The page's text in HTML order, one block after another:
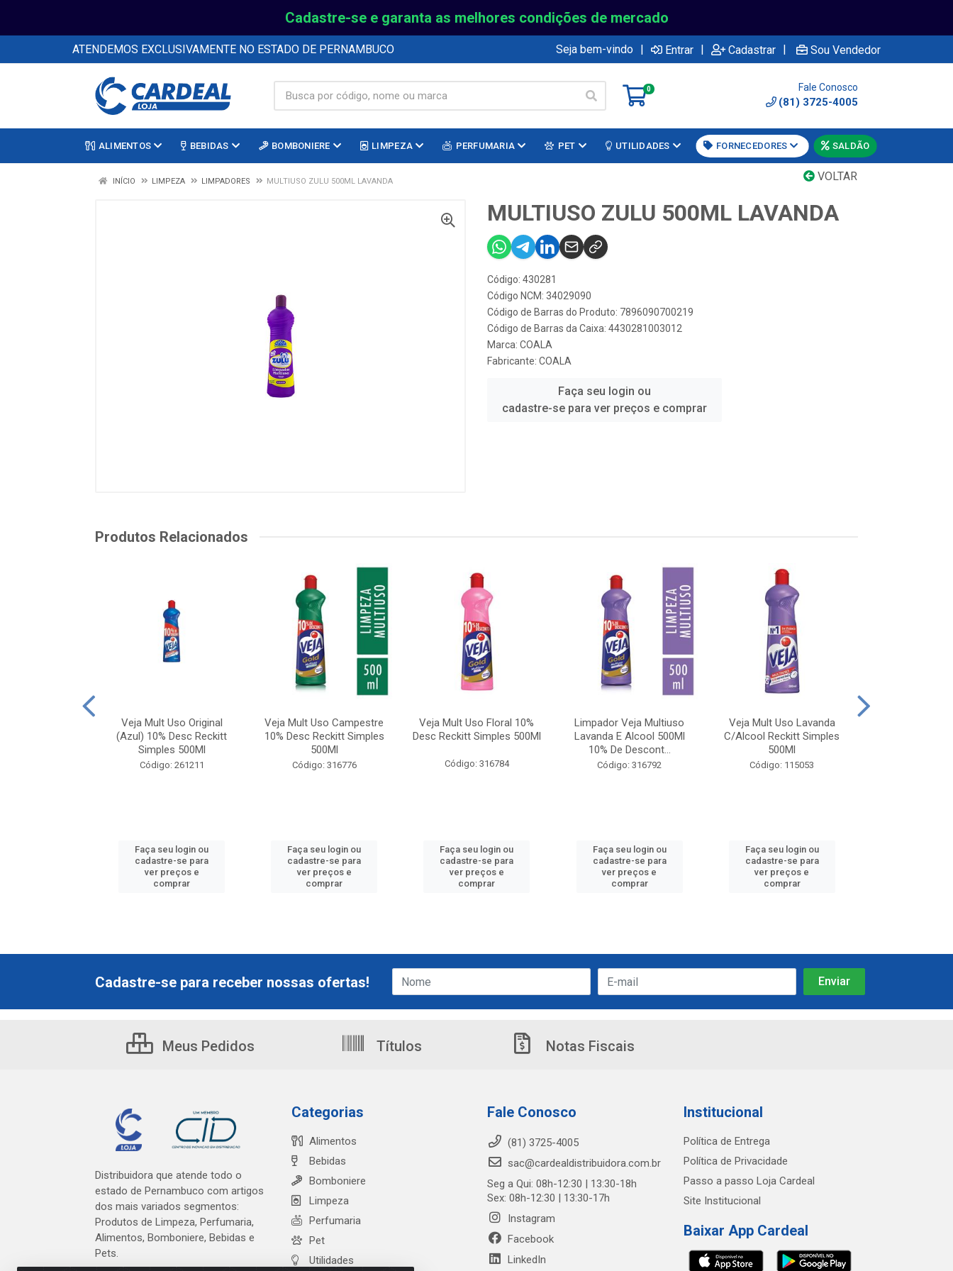
Cadastre-se e garanta as melhores condições de mercado
ATENDEMOS EXCLUSIVAMENTE NO ESTADO DE PERNAMBUCO Seja bem-vindo | Entrar | Cadastrar | Sou Vendedor
0 Fale Conosco
(81) 3725-4005
ALIMENTOS BEBIDAS BOMBONIERE LIMPEZA PERFUMARIA PET UTILIDADES FORNECEDORES SALDÃO
VOLTAR
INÍCIO LIMPEZA LIMPADORES MULTIUSO ZULU 500ML LAVANDA
MULTIUSO ZULU 500ML LAVANDA
Código: 430281
Código NCM: 34029090
Código de Barras do Produto: 7896090700219
Código de Barras da Caixa: 4430281003012
Marca: COALA
Fabricante: COALA
Faça seu login ou
cadastre-se para ver preços e comprar
Produtos Relacionados
Veja Mult Uso Original
(Azul) 10% Desc Reckitt
Simples 500Ml
Código: 261211
Faça seu login ou
cadastre-se para
ver preços e
comprar
Veja Mult Uso Campestre
10% Desc Reckitt Simples
500Ml
Código: 316776
Faça seu login ou
cadastre-se para
ver preços e
comprar
Veja Mult Uso Floral 10%
Desc Reckitt Simples 500Ml
Código: 316784
Faça seu login ou
cadastre-se para
ver preços e
comprar
Limpador Veja Multiuso
Lavanda E Alcool 500Ml
10% De Descont...
Código: 316792
Faça seu login ou
cadastre-se para
ver preços e
comprar
Veja Mult Uso Lavanda
C/Alcool Reckitt Simples
500Ml
Código: 115053
Faça seu login ou
cadastre-se para
ver preços e
comprar
Cadastre-se para receber nossas ofertas!
Meus Pedidos Títulos Notas Fiscais
Distribuidora que atende todo o
estado de Pernambuco com artigos
dos mais variados segmentos:
Produtos de Limpeza, Perfumaria,
Alimentos, Bomboniere, Bebidas e
Pets.
Categorias
Alimentos
Bebidas
Bomboniere
Limpeza
Perfumaria
Pet
Utilidades
Fale Conosco
(81) 3725-4005
sac@cardealdistribuidora.com.br
Seg a Qui: 08h-12:30 | 13:30-18h
Sex: 08h-12:30 | 13:30-17h
Instagram
Facebook
LinkedIn
Institucional
Política de Entrega
Política de Privacidade
Passo a passo Loja Cardeal
Site Institucional
Baixar App Cardeal